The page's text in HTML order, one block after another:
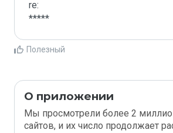
re:
*****
Полезный
О приложении
Мы просмотрели более 2
сайтов, и их число продолжает